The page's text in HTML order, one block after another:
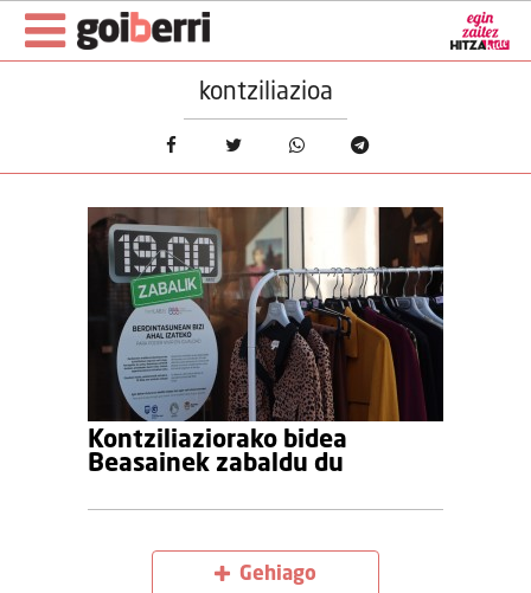
kontziliazioa
Kontziliaziorako bidea
Beasainek zabaldu du
Gehiago